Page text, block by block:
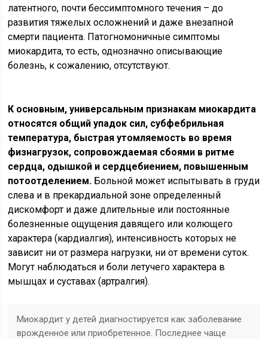
латентного, почти бессимптомного течения – до
развития тяжелых осложнений и даже внезапной
смерти пациента. Патогномоничные симптомы
миокардита, то есть, однозначно описывающие
болезнь, к сожалению, отсутствуют.
К основным, универсальным признакам миокардита
относятся общий упадок сил, субфебрильная
температура, быстрая утомляемость во время
физнагрузок, сопровождаемая сбоями в ритме
сердца, одышкой и сердцебиением, повышенным
потоотделением. Больной может испытывать в груди
слева и в прекардиальной зоне определенный
дискомфорт и даже длительные или постоянные
болезненные ощущения давящего или колющего
характера (кардиалгия), интенсивность которых не
зависит ни от размера нагрузки, ни от времени суток.
Могут наблюдаться и боли летучего характера в
мышцах и суставах (артралгия).
Миокардит у детей диагностируется как заболевание
врожденное или приобретенное. Последнее чаще